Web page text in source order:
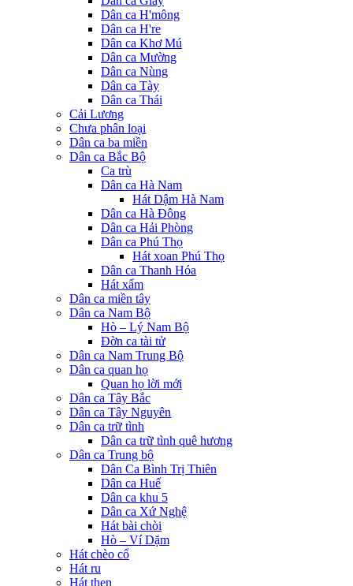
Dân ca H'mông
Dân ca H're
Dân ca Khơ Mú
Dân ca Mường
Dân ca Nùng
Dân ca Tày
Dân ca Thái
Cải Lương
Chưa phân loại
Dân ca ba miền
Dân ca Bắc Bộ
Ca trù
Dân ca Hà Nam
Hát Dậm Hà Nam
Dân ca Hà Đông
Dân ca Hải Phòng
Dân ca Phú Thọ
Hát xoan Phú Thọ
Dân ca Thanh Hóa
Hát xẩm
Dân ca miền tây
Dân ca Nam Bộ
Hò – Lý Nam Bộ
Đờn ca tài tử
Dân ca Nam Trung Bộ
Dân ca quan họ
Quan họ lời mới
Dân ca Tây Bắc
Dân ca Tây Nguyên
Dân ca trữ tình
Dân ca trữ tình quê hương
Dân ca Trung bộ
Dân Ca Bình Trị Thiên
Dân ca Huế
Dân ca khu 5
Dân ca Xứ Nghệ
Hát bài chòi
Hò – Ví Dặm
Hát chèo cổ
Hát ru
Hát then